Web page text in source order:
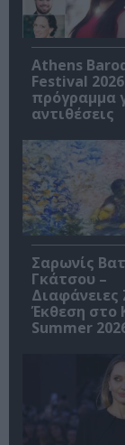
Athens
Festival
πρόγραμμα
αντιθέσεις
Σαρωνίς
Γκάτσου –
Διαφάνειες
Έκθεση στο
Summer